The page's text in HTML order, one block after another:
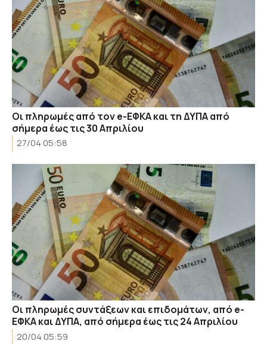
Οι πληρωμές από τον e-ΕΦΚΑ και τη ΔΥΠΑ από
σήμερα έως τις 30 Απριλίου
27/04 05:58
Οι πληρωμές συντάξεων και επιδομάτων, από e-
ΕΦΚΑ και ΔΥΠΑ, από σήμερα έως τις 24 Απριλίου
20/04 05:59